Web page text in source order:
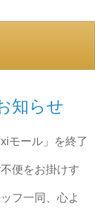
知らせ
モール」を終了
便をお掛けす
フ一同、心よ